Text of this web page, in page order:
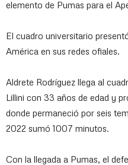
elemento de Pumas para el
El cuadro universitario
América en sus redes ofiales.
Aldrete Rodríguez llega al
Lillini con 33 años de edad y
donde permaneció por seis
2022 sumó 1007 minutos.
Con la llegada a Pumas, el